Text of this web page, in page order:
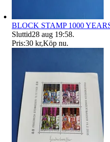
BLOCK STAMP 1000
Sluttid28 aug 19:58.
Pris:30 kr,Köp nu.